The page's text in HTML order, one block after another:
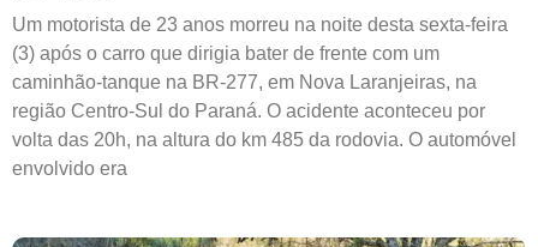
Um motorista de 23 anos morreu na noite desta sexta-feira
(3) após o carro que dirigia bater de frente com um
caminhão-tanque na BR-277, em Nova Laranjeiras, na
região Centro-Sul do Paraná. O acidente aconteceu por
volta das 20h, na altura do km 485 da rodovia. O automóvel
envolvido era